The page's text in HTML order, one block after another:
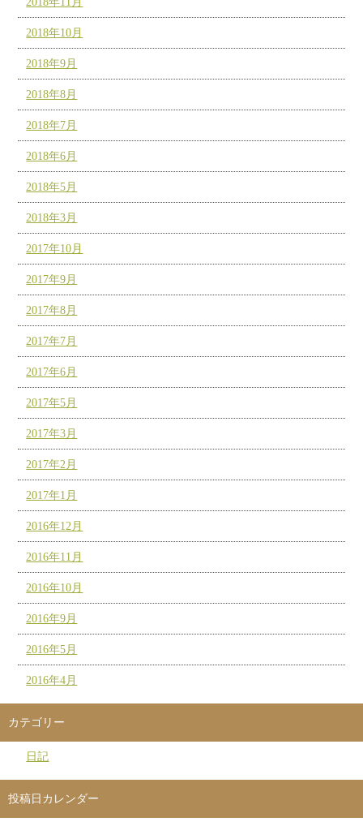
2018年10月
2018年9月
2018年8月
2018年7月
2018年6月
2018年5月
2018年3月
2017年10月
2017年9月
2017年8月
2017年7月
2017年6月
2017年5月
2017年3月
2017年2月
2017年1月
2016年12月
2016年11月
2016年10月
2016年9月
2016年5月
2016年4月
カテゴリー
日記
投稿日カレンダー